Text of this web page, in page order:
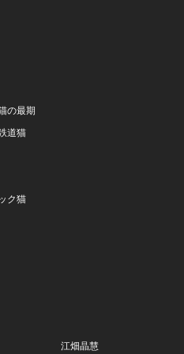
の最期
道猫
ク猫
畑晶慧